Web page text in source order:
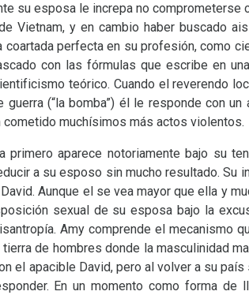
su esposa le increpa no comprometerse
Vietnam, y en cambio haber buscado
coartada perfecta en su profesión, como
con las fórmulas que escribe en
teórico. Cuando el reverendo
(“la bomba”) él le responde con
muchísimos más actos violentos.
primero aparece notoriamente bajo su
a su esposo sin mucho resultado. Su
Aunque el se vea mayor que ella y
sexual de su esposa bajo la
Amy comprende el mecanismo
de hombres donde la masculinidad
el apacible David, pero al volver a su
En un momento como forma de